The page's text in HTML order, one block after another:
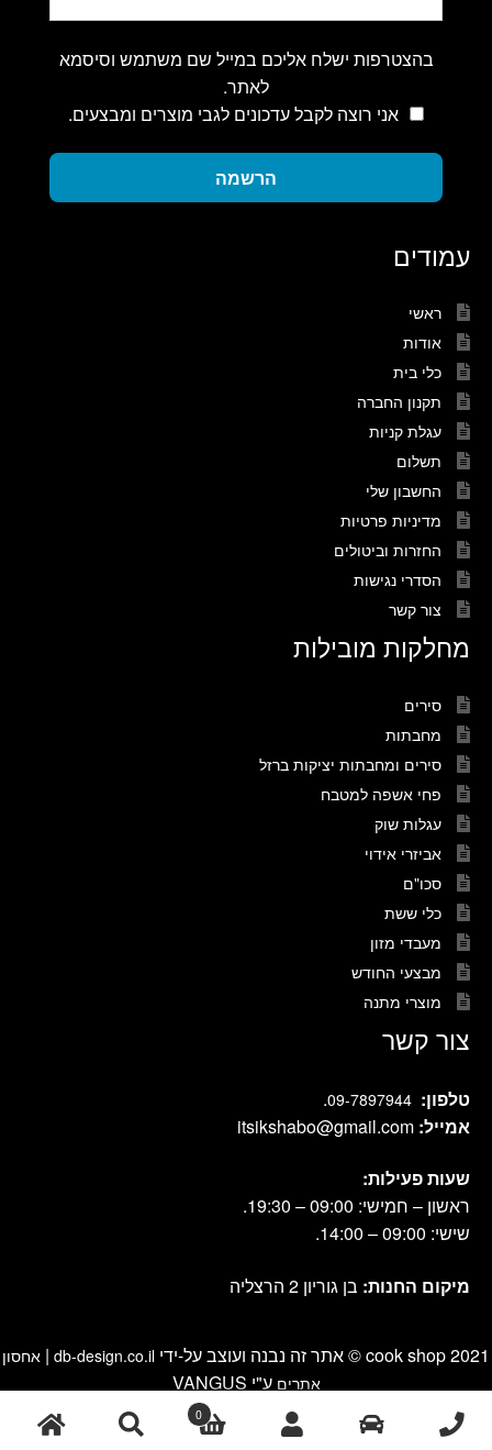
בהצטרפות ישלח אליכם במייל שם משתמש וסיסמא
לאתר.
אני רוצה לקבל עדכונים לגבי מוצרים ומבצעים.
הרשמה
עמודים
ראשי
אודות
כלי בית
תקנון החברה
עגלת קניות
תשלום
החשבון שלי
מדיניות פרטיות
החזרות וביטולים
הסדרי נגישות
צור קשר
מחלקות מובילות
סירים
מחבתות
סירים ומחבתות יציקות ברזל
פחי אשפה למטבח
עגלות שוק
אביזרי אידוי
סכו"ם
כלי ששת
מעבדי מזון
מבצעי החודש
מוצרי מתנה
צור קשר
טלפון: 09-7897944
.
אמייל: itsikshabo@gmail.com
שעות פעילות:
ראשון – חמישי: 09:00 – 19:30.
שישי: 09:00 – 14:00.
מיקום החנות: בן גוריון 2 הרצליה
cook shop 2021 © אתר זה נבנה ועוצב על-ידי | אחסון
אתרים ע"י VANGUS
0